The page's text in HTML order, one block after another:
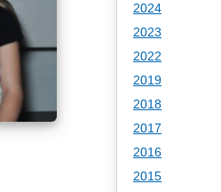
2024
2023
2022
2019
2018
2017
2016
2015